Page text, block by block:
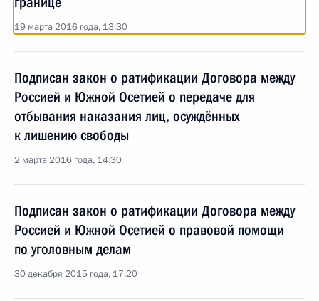
19 марта 2016 года, 13:30
Подписан закон о ратификации Договора между
Россией и Южной Осетией о передаче для
отбывания наказания лиц, осуждённых
к лишению свободы
2 марта 2016 года, 14:30
Подписан закон о ратификации Договора между
Россией и Южной Осетией о правовой помощи
по уголовным делам
30 декабря 2015 года, 17:20